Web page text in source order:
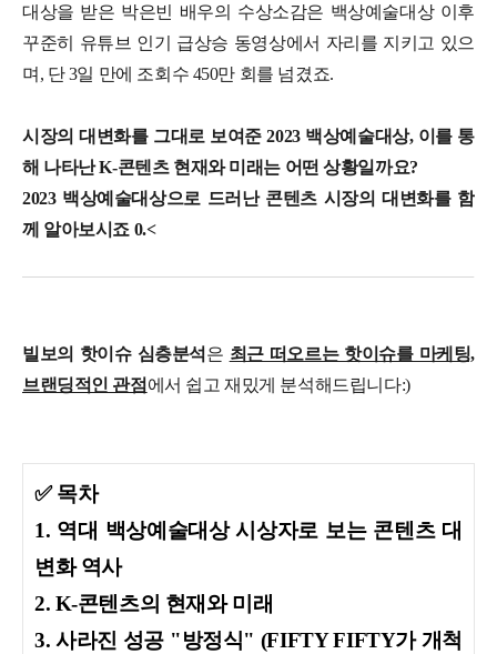
대상을 받은 박은빈 배우의 수상소감은 백상예술대상 이후
꾸준히 유튜브 인기 급상승 동영상에서 자리를 지키고 있으
며, 단 3일 만에 조회수 450만 회를 넘겼죠.
시장의 대변화를 그대로 보여준 2023 백상예술대상, 이를 통
해 나타난 K-콘텐츠 현재와 미래는 어떤 상황일까요?
2023 백상예술대상으로 드러난 콘텐츠 시장의 대변화를 함
께 알아보시죠 0.<
빌보의 핫이슈 심층분석 은 최근 떠오르는 핫이슈를 마케팅,
브랜딩적인 관점 에서 쉽고 재밌게 분석해드립니다:)
✅ 목차
1. 역대 백상예술대상 시상자로 보는 콘텐츠 대
변화 역사
2. K-콘텐츠의 현재와 미래
3. 사라진 성공 "방정식" (FIFTY FIFTY가 개척